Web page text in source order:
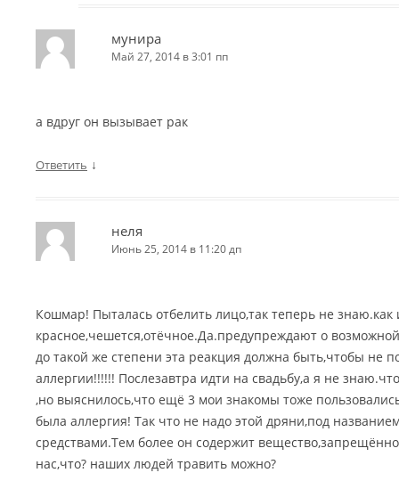
мунира
Май 27, 2014 в 3:01 пп
а вдруг он вызывает рак
Ответить ↓
неля
Июнь 25, 2014 в 11:20 дп
Кошмар! Пыталась отбелить лицо,так теперь не знаю.как
красное,чешется,отёчное.Да.предупреждают о
до такой же степени эта реакция должна быть,чтобы не
аллергии!!!!!! Послезавтра идти на свадьбу,а я не
,но выяснилось,что ещё 3 мои знакомы тоже
была аллергия! Так что не надо этой дряни,под
средствами.Тем более он содержит
нас,что? наших людей травить можно?